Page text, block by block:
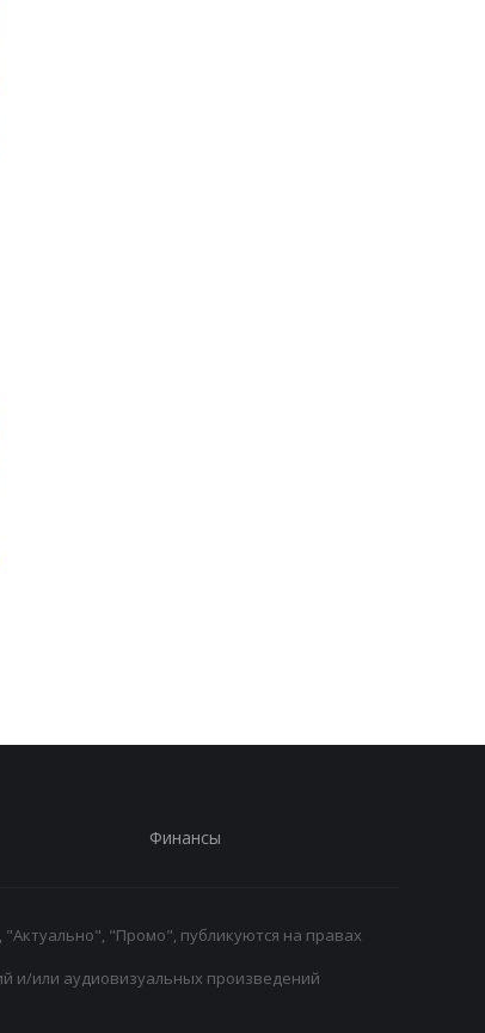
Финансы
"Промо", публикуются на правах
и/или аудиовизуальных произведений